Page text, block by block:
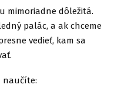
mimoriadne dôležitá.
palác, a ak chceme
vedieť, kam sa
naučíte: